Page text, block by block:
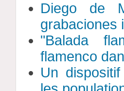
Diego de
grabaciones
"Balada
flamenco
Un